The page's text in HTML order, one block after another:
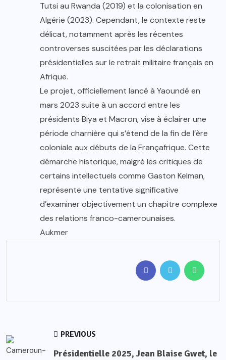
Tutsi au Rwanda (2019) et la colonisation en
Algérie (2023). Cependant, le contexte reste
délicat, notamment après les récentes
controverses suscitées par les déclarations
présidentielles sur le retrait militaire français en
Afrique.
Le projet, officiellement lancé à Yaoundé en
mars 2023 suite à un accord entre les
présidents Biya et Macron, vise à éclairer une
période charnière qui s’étend de la fin de l’ère
coloniale aux débuts de la Françafrique. Cette
démarche historique, malgré les critiques de
certains intellectuels comme Gaston Kelman,
représente une tentative significative
d’examiner objectivement un chapitre complexe
des relations franco-camerounaises.
Aukmer
PREVIOUS
Présidentielle 2025, Jean Blaise Gwet, le